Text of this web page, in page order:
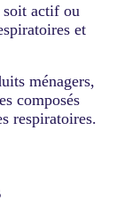
soit actif ou
et
ménagers,
composés
respiratoires.